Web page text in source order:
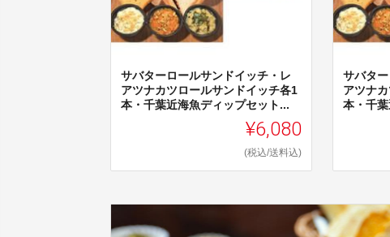
サバターロールサンドイッチ・レ
アツナカツロールサンドイッチ各1
本・千葉近海魚ディップセット...
¥6,080
(税込/送料込)
サバタ
アツナ
本・千